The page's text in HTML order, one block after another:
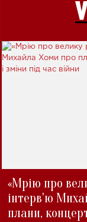
«Мрію про
інтерв'ю
плани,